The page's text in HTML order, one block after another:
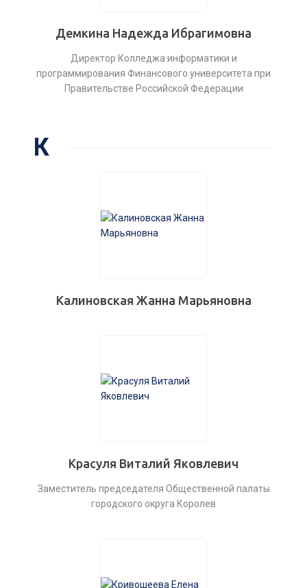
Демкина Надежда Ибрагимовна
Директор Колледжа информатики и
программирования Финансового университета при
Правительстве Российской Федерации
К
Калиновская Жанна Марьяновна
Красуля Виталий Яковлевич
Заместитель председателя Общественной палаты
городского округа Королев